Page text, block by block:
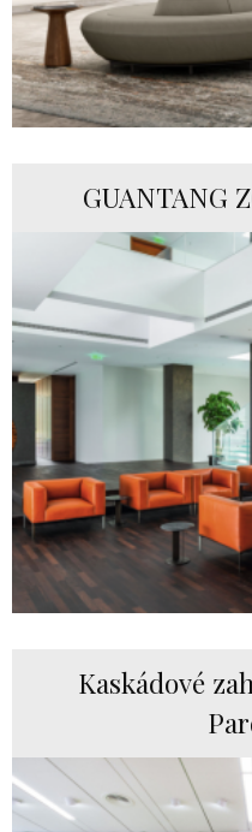
GUANTANG
Kaskádové